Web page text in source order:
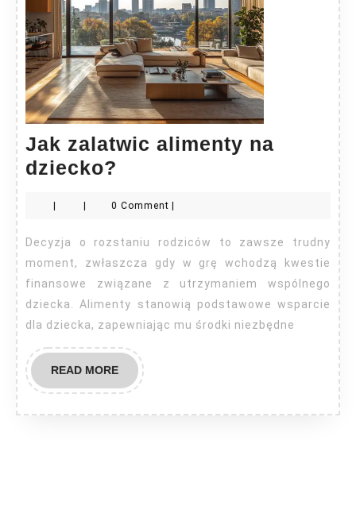
Jak zalatwic alimenty na
dziecko?
alimenty
na
dziecko?
0 Comment
Decyzja o rozstaniu rodziców to zawsze trudny
moment, zwłaszcza gdy w grę wchodzą kwestie
finansowe związane z utrzymaniem wspólnego
dziecka. Alimenty stanowią podstawowe wsparcie
dla dziecka, zapewniając mu środki niezbędne
READ MOREREAD
MORE